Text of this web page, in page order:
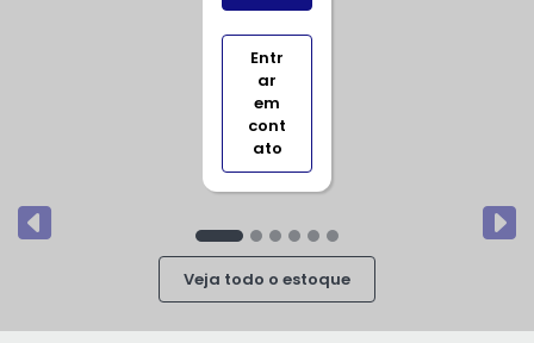
Entr
ar
em
cont
ato
templates.template-
Veja todo o estoque